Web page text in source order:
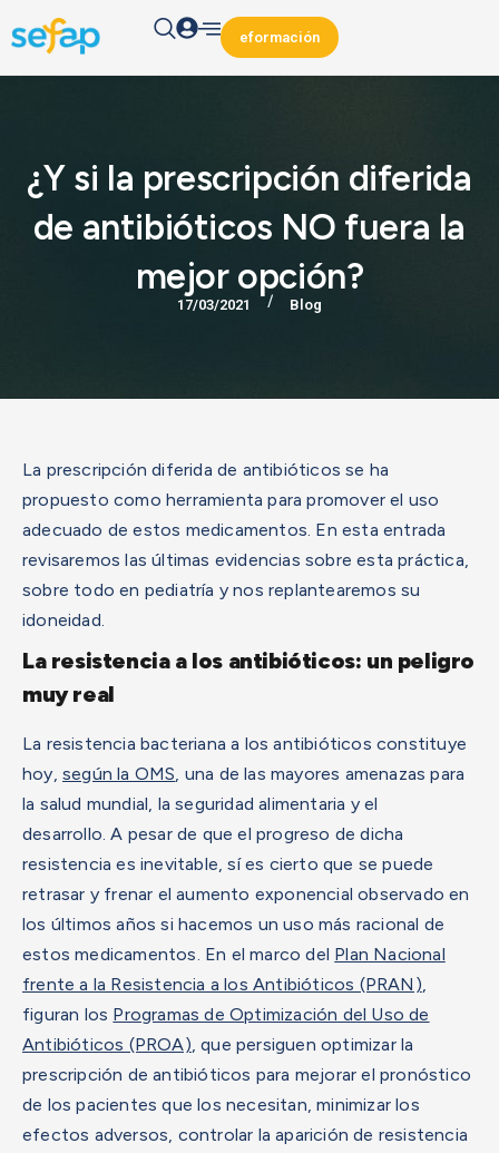
eformación
¿Y si la prescripción diferida
de antibióticos NO fuera la
mejor opción?
17/03/2021 / Blog
La prescripción diferida de antibióticos se ha
propuesto como herramienta para promover el uso
adecuado de estos medicamentos. En esta entrada
revisaremos las últimas evidencias sobre esta práctica,
sobre todo en pediatría y nos replantearemos su
idoneidad.
La resistencia a los antibióticos: un peligro
muy real
La resistencia bacteriana a los antibióticos constituye
hoy, según la OMS, una de las mayores amenazas para
la salud mundial, la seguridad alimentaria y el
desarrollo.A pesar de que el progreso de dicha
resistencia es inevitable, sí es cierto que se puede
retrasar y frenar el aumento exponencial observado en
los últimos años si hacemos un uso más racional de
estos medicamentos. En el marco del Plan Nacional
frente a la Resistencia a los Antibióticos (PRAN),
figuran los Programas de Optimización del Uso de
Antibióticos (PROA), que persiguen optimizar la
prescripción de antibióticos para mejorar el pronóstico
de los pacientes que los necesitan, minimizar los
efectos adversos, controlar la aparición de resistencia